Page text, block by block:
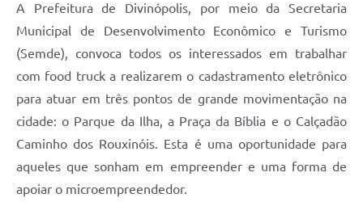
A Prefeitura de Divinópolis, por meio da Secretaria
Municipal de Desenvolvimento Econômico e Turismo
(Semde), convoca todos os interessados em trabalhar
com food truck a realizarem o cadastramento eletrônico
para atuar em três pontos de grande movimentação na
cidade: o Parque da Ilha, a Praça da Bíblia e o Calçadão
Caminho dos Rouxinóis. Esta é uma oportunidade para
aqueles que sonham em empreender e uma forma de
apoiar o microempreendedor.